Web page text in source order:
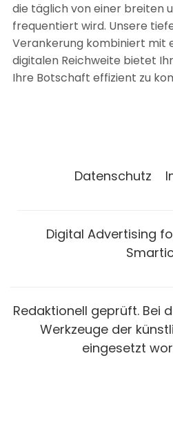
die täglich von einer breiten
frequentiert wird. Unsere
Verankerung kombiniert mit
digitalen Reichweite bietet
Ihre Botschaft effizient zu
Datenschutz
Digital Advertising
Redaktionell geprüft. Bei
Werkzeuge der
eingesetzt